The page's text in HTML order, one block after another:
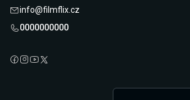
info@filmflix.cz
0000000000